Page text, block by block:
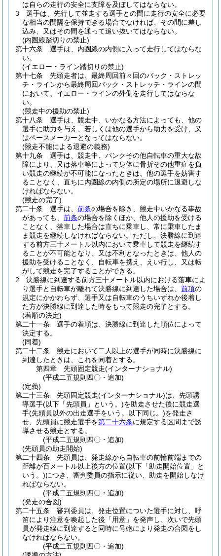
は自らの走行の安全に支障を及ぼしてはならない。
3
選手は、先行して並走する選手との間に走行の安全に必要
な相当の間隔を保持できる場合でなければ、その間に差し
込み、又はその間を通って追い抜いてはならない。
(内圏線踏切りの禁止)
第十六条
選手は、内圏線の内側に入って走行してはならな
い。
(イエロー・ライン踏切りの禁止)
第十七条
先頭走者は、最終周回前々回のバック・ストレッ
チ・ラインから最終周回バック・ストレッチ・ラインの間
において、イエロー・ラインの外側を走行してはならな
い。
(競走中の援助の禁止)
第十八条
選手は、競走中、いかなる方法によっても、他の
選手に助力を与え、若しくは他の選手から助力を受け、又
はペースメーカーとなってはならない。
(競走不能による退避の義務)
第十九条
選手は、競走中、パンクその他自転車の重大な故
障により、又は落車等によって身体に骨折その他重症を負
い競走の継続が不可能になったときは、他の選手を妨害す
ることなく、直ちに内圏線の内側の所定の場所に退避しな
ければならない。
(競走の完了)
第二十条
選手は、 前条の場合を除き、競走中いかなる事故
があっても、 前条の場合を除くほか、他人の援助を受ける
ことなく、落車した場合は直ちに乗車し、常に乗車したま
ま競走を継続しなければならない。 ただし、決勝線に到達
する前方三十メートル以内において乗車して競走を継続す
ることが不可能となり、又は不利となったときは、他人の
援助を受けることなく、自転車を携え、えい行し、又は転
がして競走を完了することができる。
2
決勝線に到達する前方三十メートル以内における落車によ
り選手と自転車が離れて決勝線に到達した場合は、 前項の
規定にかかわらず、選手又は自転車のうちいずれか後着し
た方が決勝線に到達した時をもって競走の完了とする。
(着順の決定)
第二十一条
選手の着順は、決勝線に到達した順位によって
決定する。
(同着)
第二十二条
競走において二人以上の選手が同時に決勝線に
到達したときは、これを同着とする。
第四章
先頭固定競走(インターナショナル)
(平成二五規則四〇・追加)
(定義)
第二十三条
先頭固定競走(インターナショナル)は、先頭誘
導選手(以下「先頭員」という。)を助走させた後に競走選
手(先頭員以外の出走選手をいう。以下同じ。)を発走さ
せ、先頭員に競走選手を第二十六条に規定する区間まで誘
導させる競走とする。
(平成二五規則四〇・追加)
(先頭員の助走開始)
第二十四条
先頭員は、発走線から自転車の前輪前端までの
距離が百メートル以上後方の位置(以下「助走開始位置」と
いう。)につき、審判委員の指示に従い、助走を開始しなけ
ればならない。
(平成二五規則四〇・追加)
(発走の合図)
第二十五条
審判委員は、発走位置についた選手に対し、呼
笛により注意を喚起した後「用意」を発声し、次いで先頭
員が発走線に到達すると同時に号砲により発走の合図をし
なければならない。
(平成二五規則四〇・追加)